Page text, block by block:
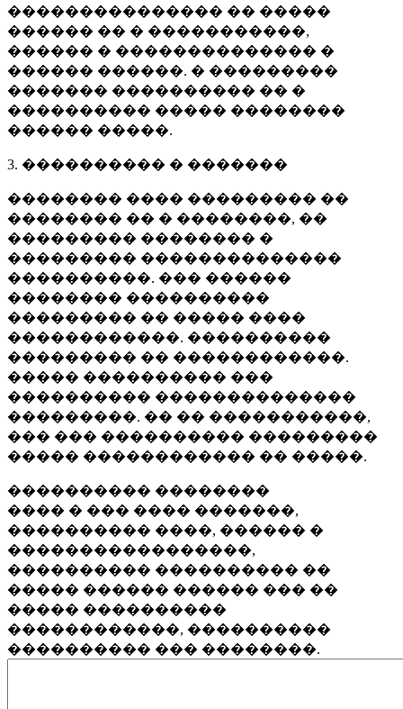
��������������� �� �����
������ �� � �����������,
������ � �������������� �
������ ������. � ���������
������� ���������� �� �
���������� ����� ��������
������ �����.
3. ���������� � �������
�������� ���� ��������� ��
�������� �� � ��������, ��
��������� �������� �
��������� ��������������
����������. ��� ������
�������� ����������
��������� �� ����� ����
������������. ����������
��������� �� ������������.
����� ���������� ���
���������� ��������������
���������. �� �� �����������,
��� ��� ���������� ���������
����� ������������ �� �����.
���������� ��������
���� � ��� ���� �������,
���������� ����, ������ �
�����������������,
���������� ���������� ��
����� ������ ������ ��� ��
����� ����������
������������, ����������
���������� ��� ��������.